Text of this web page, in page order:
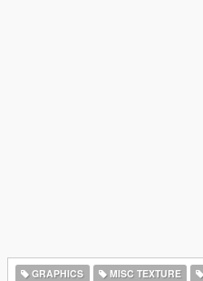
GRAPHICS MISC TEXTURE